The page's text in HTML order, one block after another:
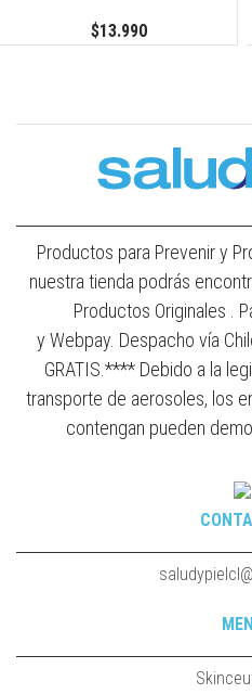
$13.990
Productos para Prevenir y
nuestra tienda podrás
Productos Originales .
y Webpay. Despacho vía
GRATIS.**** Debido a la
transporte de aerosoles, los
contengan pueden